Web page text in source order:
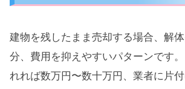
建物を残したまま売却する場合、解
分、費用を抑えやすいパターンです
れれば数万円〜数十万円、業者に片付